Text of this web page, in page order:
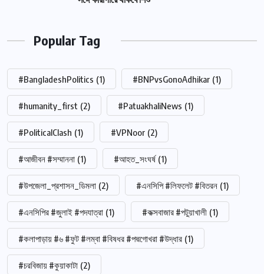
Popular Tag
#BangladeshPolitics (1) #BNPvsGonoAdhikar (1)
#humanity_first (2) #PatuakhaliNews (1)
#PoliticalClash (1) #VPNoor (2)
#আজীবন #সম্মাননা (1) #আহত_সংঘর্ষ (1)
#উপজেলা_প্রশাসন_ডিমলা (2) #এনসিপি #লিফলেট #বিতরন (1)
#এনসিপির #জুলাই #পদযাত্রা (1) #কক্সবাজার #পটুয়াখালী (1)
#কলাপাড়ায় #৬ #ফুট #লম্বা #বিষধর #পদ্মগোখরা #উদ্ধার (1)
#চরবিজায় #কুয়াকাটা (2)